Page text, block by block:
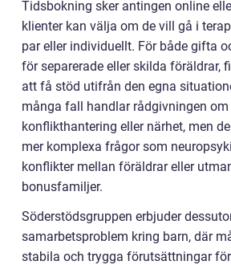
Tidsbokning sker antingen online
klienter kan välja om de vill gå i
par eller individuellt. För både gifta
för separerade eller skilda föräldrar,
att få stöd utifrån den egna
många fall handlar rådgivningen
konflikthantering eller närhet, men
mer komplexa frågor som
konflikter mellan föräldrar eller
bonusfamiljer.
Söderstödsgruppen erbjuder
samarbetsproblem kring barn, där
stabila och trygga förutsättningar